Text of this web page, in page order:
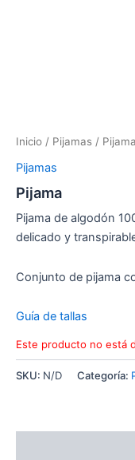
Inicio / Pijamas / Pijama
Pijamas
Pijama
Pijama de algodón
delicado y
Conjunto de pijama
Guía de tallas
Este producto no está
SKU: N/D Categoría: